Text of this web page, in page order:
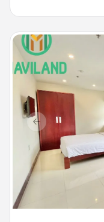
Previous slide